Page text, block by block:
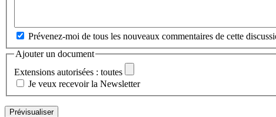
Prévenez-moi de tous les nouveaux commentaires de cette
Ajouter un document
Extensions autorisées : toutes
Je veux recevoir la Newsletter